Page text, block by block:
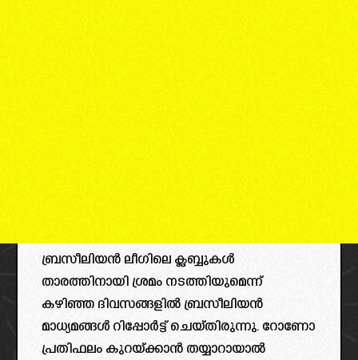
ബ്രസീലിയൻ ലീഗിലെ ക്ലബ്ബുകൾ
താരത്തിനായി ശ്രമം നടത്തിയുമെന്ന്
കഴിഞ്ഞ ദിവസങ്ങളിൽ ബ്രസീലിയൻ
മാധ്യമങ്ങൾ റിപ്പോർട്ട് ചെയ്തിരുന്നു. റോണോ
പ്രതിഫലം കുറയ്ക്കാൻ തയ്യാറായാൽ